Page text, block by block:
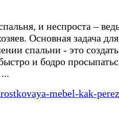
и неспроста –
Основная задача для
спальни - это создать
и бодро